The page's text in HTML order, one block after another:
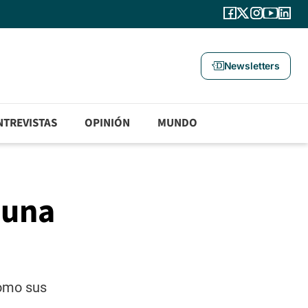
Newsletters
OPINIÓN MUNDO
sus